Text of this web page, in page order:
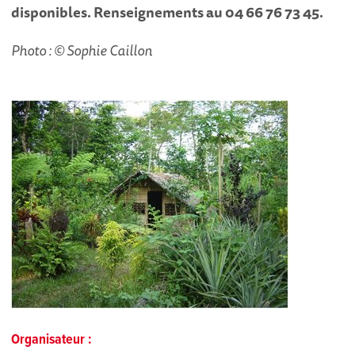
disponibles. Renseignements au 04 66 76 73 45.
Photo : © Sophie Caillon
Organisateur :